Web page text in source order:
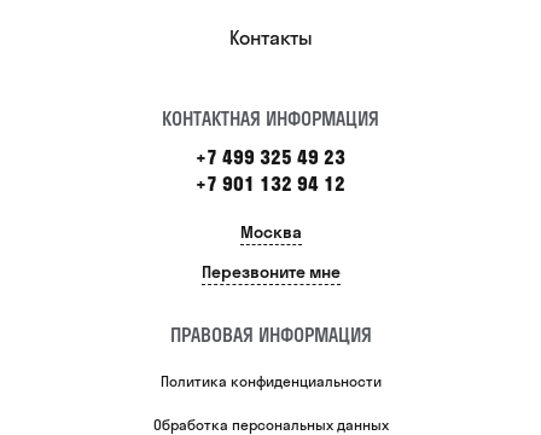
Контакты
КОНТАКТНАЯ ИНФОРМАЦИЯ
+7 499 325 49 23
+7 901 132 94 12
Москва
Перезвоните мне
ПРАВОВАЯ ИНФОРМАЦИЯ
Политика конфиденциальности
Обработка персональных данных